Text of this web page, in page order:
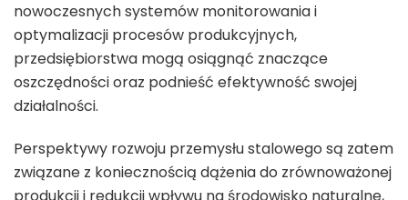
nowoczesnych systemów monitorowania i
optymalizacji procesów produkcyjnych,
przedsiębiorstwa mogą osiągnąć znaczące
oszczędności oraz podnieść efektywność swojej
działalności.
Perspektywy rozwoju przemysłu stalowego są zatem
związane z koniecznością dążenia do zrównoważonej